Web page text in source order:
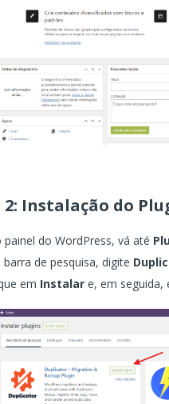
2: Instalação do
painel do WordPress, vá até
barra de pesquisa, digite
em Instalar e, em